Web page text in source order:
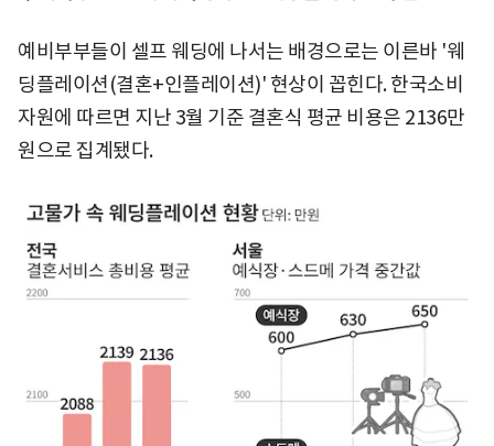
예비부부들이 셀프 웨딩에 나서는 배경으로는 이른바 '웨
딩플레이션(결혼+인플레이션)' 현상이 꼽힌다. 한국소비
자원에 따르면 지난 3월 기준 결혼식 평균 비용은 2136만
원으로 집계됐다.